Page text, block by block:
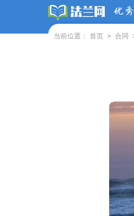
当前位置： 首页 > 合同